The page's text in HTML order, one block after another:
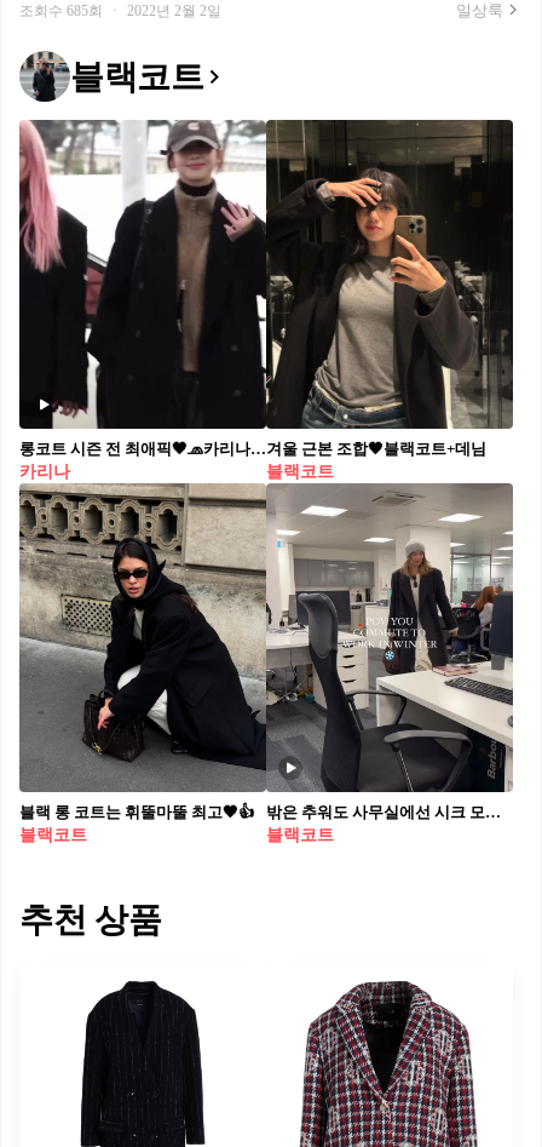
조회수 685회 · 2022년 2월 2일 일상룩
블랙코트
롱코트 시즌 전 최애픽🖤🧢카리나 블랙코트 + 볼캡, 넘 예뻐여
카리나
겨울 근본 조합🖤블랙코트+데님
블랙코트
블랙 롱 코트는 휘뚤마뚤 최고🖤👍
블랙코트
밖은 추워도 사무실에선 시크 모드👩🏻‍🔬 @이거완전나임
블랙코트
추천 상품